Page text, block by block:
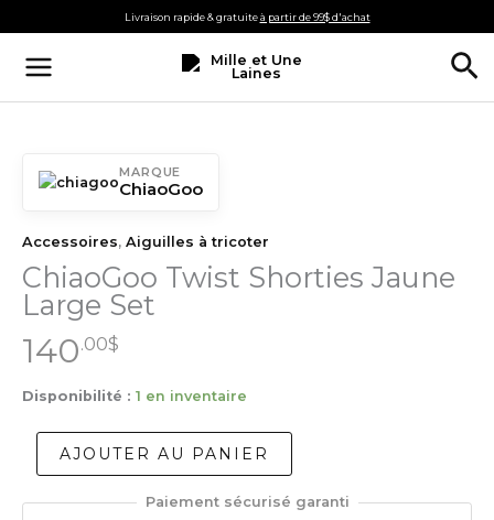
au
contenu
Livraison rapide & gratuiteà partir de 99$ d'achat
MARQUE
ChiaoGoo
Accessoires, Aiguilles à tricoter
ChiaoGoo Twist Shorties Jaune
Large Set
140.00$
Disponibilité : 1 en inventaire
quantité
Twist
AJOUTER AU PANIER
Paiement sécurisé garanti